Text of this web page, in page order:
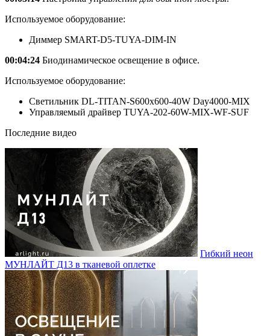
Используемое оборудование:
Диммер SMART-D5-TUYA-DIM-IN
00:04:24 Биодинамическое освещение в офисе.
Используемое оборудование:
Светильник DL-TITAN-S600x600-40W Day4000-MIX
Управляемый драйвер TUYA-202-60W-MIX-WF-SUF
Последние видео
Гибкий неон
МУНЛАЙТ Д13 в тканевой оплетке